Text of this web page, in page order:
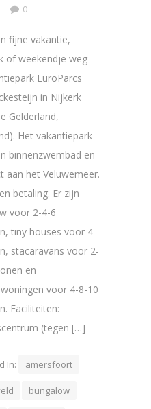
0
fijne vakantie,
of weekendje weg
EuroParcs
in Nijkerk
Gelderland,
Het vakantiepark
binnenzwembad en
aan het Veluwemeer.
betaling. Er zijn
voor 2-4-6
tiny houses voor 4
stacaravans voor 2-
en
voor 4-8-10
Faciliteiten:
(tegen […]
In: amersfoort
bungalow